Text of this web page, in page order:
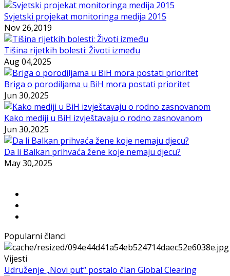
Svjetski projekat monitoringa medija 2015
Nov 26,2019
Tišina rijetkih bolesti: Životi između
Aug 04,2025
Briga o porodiljama u BiH mora postati prioritet
Jun 30,2025
Kako mediji u BiH izvještavaju o rodno zasnovanom
Jun 30,2025
Da li Balkan prihvaća žene koje nemaju djecu?
May 30,2025
Popularni članci
Vijesti
Udruženje „Novi put“ postalo član Global Clearing